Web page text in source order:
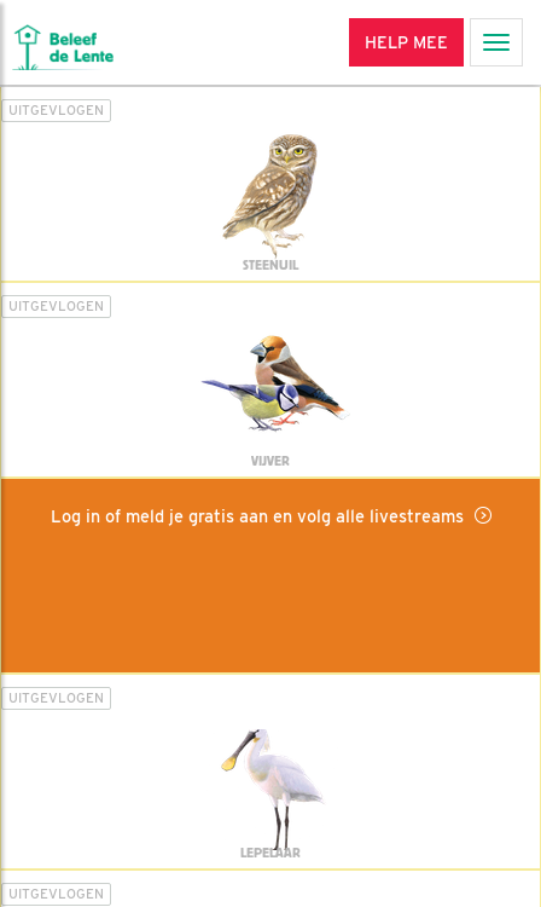
HELP MEE
UITGEVLOGEN
STEENUIL
UITGEVLOGEN
VIJVER
Log in of meld je gratis aan en volg alle livestreams
UITGEVLOGEN
LEPELAAR
UITGEVLOGEN